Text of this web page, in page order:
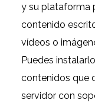
y su plataforma
contenido
vídeos o
Puedes
contenidos que
servidor con